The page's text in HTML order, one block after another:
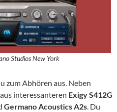
Studios New York
zum Abhören aus. Neben
interessanteren Exigy S412G
Germano Acoustics A2s. Du